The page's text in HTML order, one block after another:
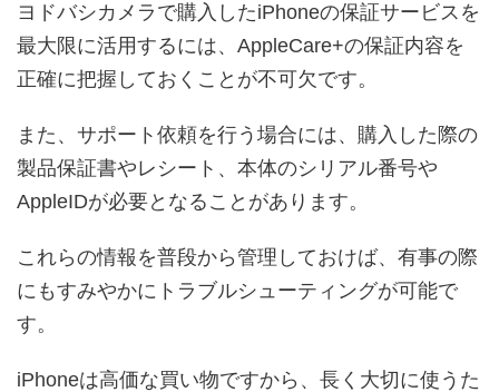
ヨドバシカメラで購入したiPhoneの保証サービスを
最大限に活用するには、AppleCare+の保証内容を
正確に把握しておくことが不可欠です。
また、サポート依頼を行う場合には、購入した際の
製品保証書やレシート、本体のシリアル番号や
AppleIDが必要となることがあります。
これらの情報を普段から管理しておけば、有事の際
にもすみやかにトラブルシューティングが可能で
す。
iPhoneは高価な買い物ですから、長く大切に使うた